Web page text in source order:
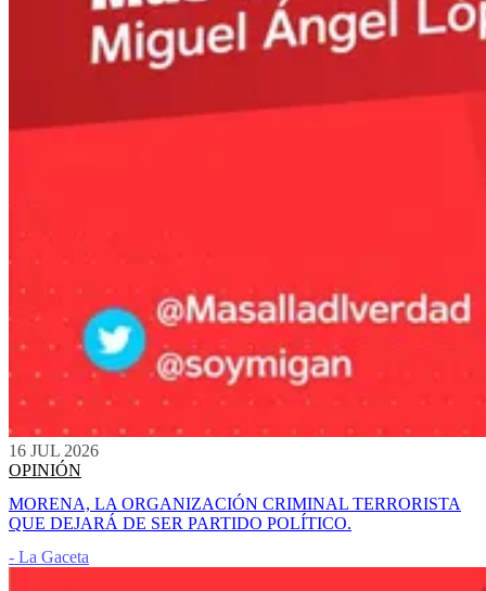
16 JUL 2026
OPINIÓN
MORENA, LA ORGANIZACIÓN CRIMINAL TERRORISTA
QUE DEJARÁ DE SER PARTIDO POLÍTICO.
- La Gaceta